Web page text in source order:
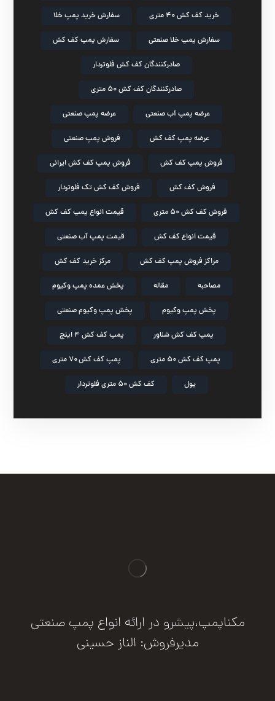
خرید کف کش ۴۰ متری سفارش خرید پمپ خلا
سفارش پمپ خلا صنعتی سفارش پمپ کف کش
صادرکنندگان کف کش فلوتردار
صادرکنندگان کف کش ۵۰ متری
عرضه پمپ آب صنعتی عرضه پمپ صنعتی
عرضه پمپ کف کش فروش پمپ صنعتی
فروش پمپ کف کش فروش پمپ کف کش ایرانی
فروش کف کش فروش کف کش تک فلوتردار
فروش کف کش ۵۰ متری قیمت انواع پمپ کف کش
قیمت انواع کف کش قیمت پمپ آب صنعتی
مراکز فروش پمپ کف کش مرکز خرید کف کش
مصاحبه مقاله پخش عمده پمپ وکیوم
پخش پمپ وکیوم پخش پمپ وکیوم صنعتی
پمپ کف کش شناور پمپ کف کش ۴ اینچ
پمپ کف کش ۵۰ متری پمپ کف کش ۷۰ متری
پول کف کش ۵۰ متری فلوتردار
مکناپمپ،پیشرو در ارائه انواع پمپ صنعتی
مدیرفروش: الناز حسینی